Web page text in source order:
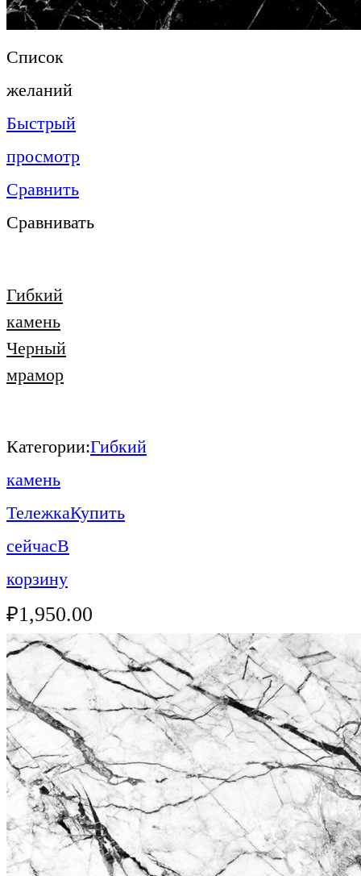
Список
желаний
Быстрый
просмотр
Сравнить
Сравнивать
Гибкий
камень
Черный
мрамор
Категории:Гибкий
камень
ТележкаКупить
сейчасВ
корзину
₽1,950.00